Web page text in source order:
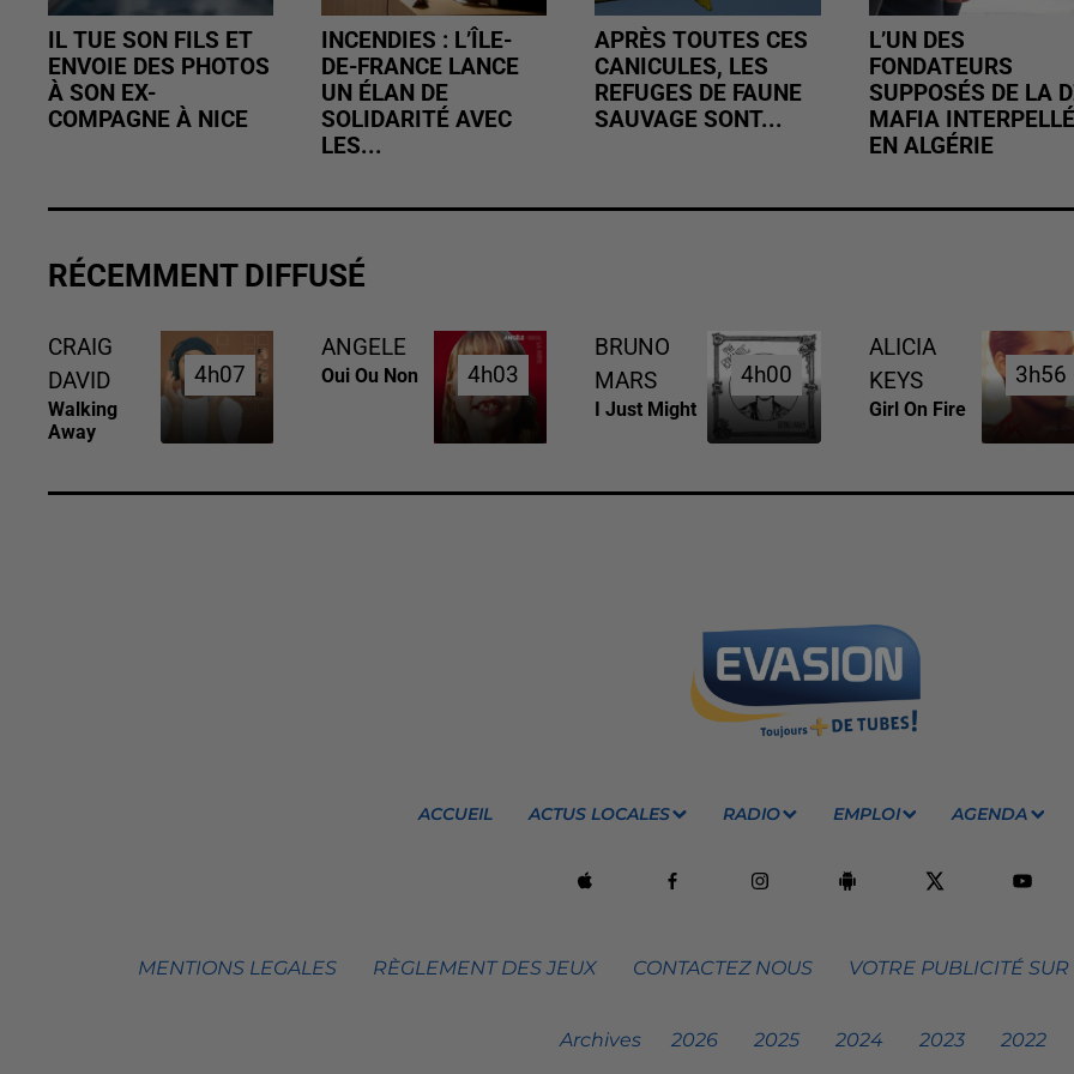
IL TUE SON FILS ET
ENVOIE DES PHOTOS
À SON EX-
COMPAGNE À NICE
INCENDIES : L’ÎLE-
DE-FRANCE LANCE
UN ÉLAN DE
SOLIDARITÉ AVEC
LES...
APRÈS TOUTES CES
CANICULES, LES
REFUGES DE FAUNE
SAUVAGE SONT...
L’UN DES
FONDATEURS
SUPPOSÉS DE LA
MAFIA INTERPELLÉ
EN ALGÉRIE
RÉCEMMENT DIFFUSÉ
CRAIG
DAVID
Walking
Away
4h07
4h07
ANGELE
Oui Ou Non 4h03
4h03
BRUNO
MARS
I Just Might
4h00
4h00
ALICIA
KEYS
Girl On Fire
3h56
3h56
ACCUEIL ACTUS LOCALES RADIO EMPLOI AGENDA
MENTIONS LEGALES RÈGLEMENT DES JEUX CONTACTEZ NOUS VOTRE PUBLICITÉ
Archives 2026 2025 2024 2023 2022